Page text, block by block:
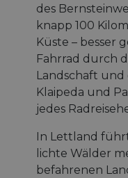
des
knapp 100
Küste – besser
Fahrrad durch
Landschaft
Klaipeda und
jedes
In Lettland
lichte Wälder
befahrenen